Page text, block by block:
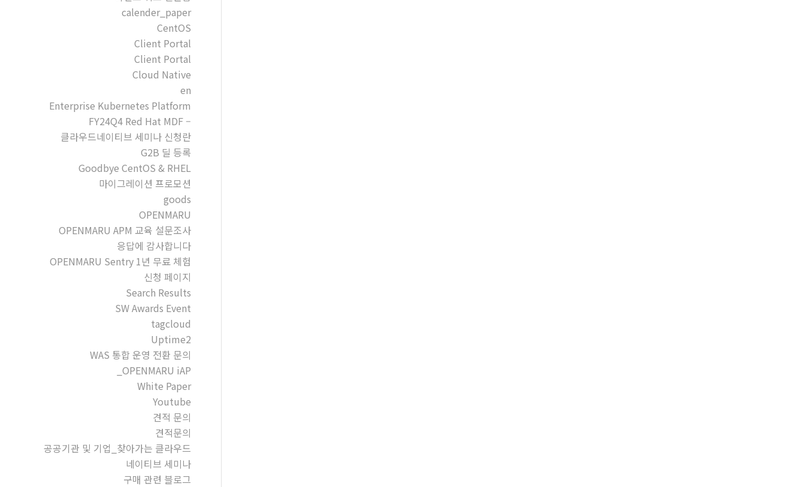
calender_paper
CentOS
Client Portal
Client Portal
Cloud Native
en
Enterprise Kubernetes Platform
FY24Q4 Red Hat MDF –
클라우드네이티브 세미나 신청란
G2B 딜 등록
Goodbye CentOS & RHEL
마이그레이션 프로모션
goods
OPENMARU
OPENMARU APM 교육 설문조사
응답에 감사합니다
OPENMARU Sentry 1년 무료 체험
신청 페이지
Search Results
SW Awards Event
tagcloud
Uptime2
WAS 통합 운영 전환 문의
_OPENMARU iAP
White Paper
Youtube
견적 문의
견적문의
공공기관 및 기업_찾아가는 클라우드
네이티브 세미나
구매 관련 블로그